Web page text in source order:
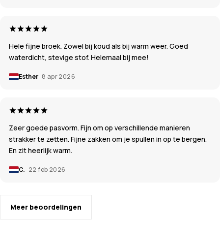
Hele fijne broek. Zowel bij koud als bij warm weer. Goed
waterdicht, stevige stof. Helemaal bij mee!
Esther 8 apr 2026
Zeer goede pasvorm. Fijn om op verschillende manieren
strakker te zetten. Fijne zakken om je spullen in op te bergen.
En zit heerlijk warm.
C. 22 feb 2026
Meer beoordelingen